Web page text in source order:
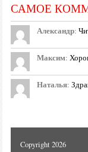
САМОЕ
Александр:
Максим:
Наталья:
Copyright 2026